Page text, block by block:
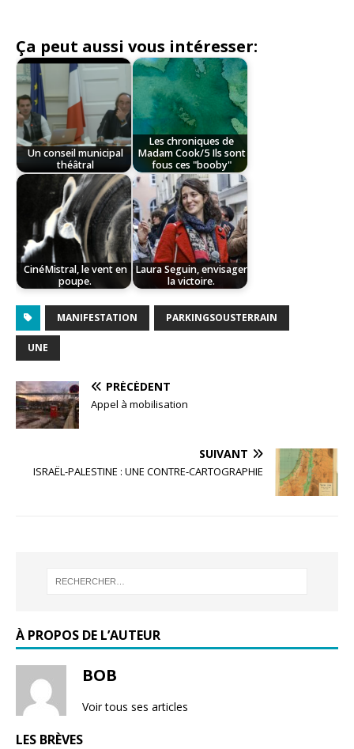
Ça peut aussi vous intéresser:
Un conseil municipal
théâtral
Les chroniques de
Madam Cook/5 Ils sont
fous ces "booby"
CinéMistral, le vent en
poupe.
Laura Seguin, envisager
la victoire.
MANIFESTATION PARKINGSOUSTERRAIN
UNE
PRÉCÉDENT
Appel à mobilisation
SUIVANT
ISRAËL-PALESTINE : UNE CONTRE-CARTOGRAPHIE
À PROPOS DE L’AUTEUR
BOB
Voir tous ses articles
LES BRÈVES